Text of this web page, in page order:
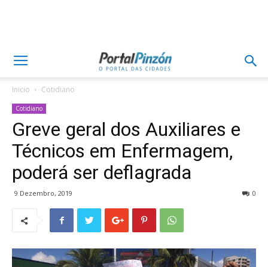
Inicio Cotidiano
Cotidiano
Greve geral dos Auxiliares e
Técnicos em Enfermagem,
poderá ser deflagrada
9 Dezembro, 2019 0